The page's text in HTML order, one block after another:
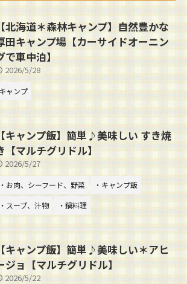
【北海道＊森林キャンプ】自然豊かな
田キャンプ場【カーサイドオーニン
で車中泊】
2026/5/28
キャンプ
【キャンプ飯】簡単♪美味しい すき焼
【マルチグリドル】
2026/5/27
・お肉、シーフード、野菜
・キャンプ飯
・スープ、汁物
・鍋料理
【キャンプ飯】簡単♪美味しい＊アヒ
ジョ【マルチグリドル】
2026/5/22